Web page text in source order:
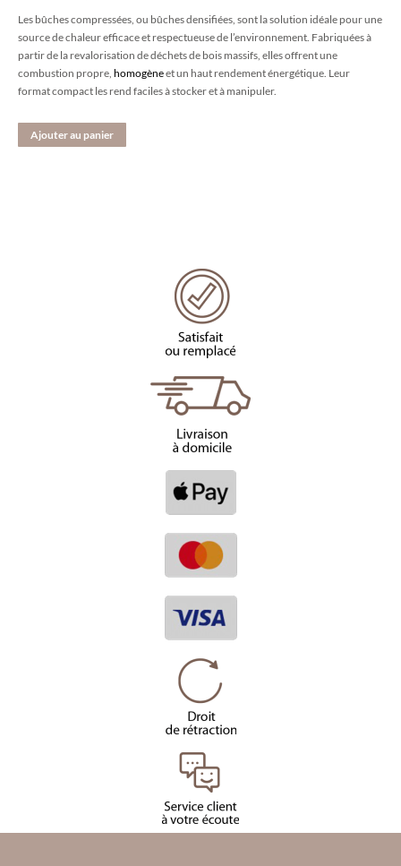
Les bûches compressées, ou bûches densifiées, sont la solution idéale pour une
source de chaleur efficace et respectueuse de l’environnement. Fabriquées à
partir de la revalorisation de déchets de bois massifs, elles offrent une
combustion propre, homogèneet un haut rendement énergétique. Leur
format compact les rend faciles à stocker et à manipuler.
Ajouter au panier